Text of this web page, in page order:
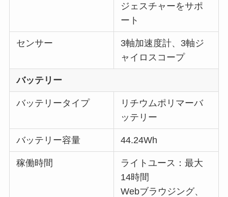
ジェスチャーをサポ
ート
センサー
3軸加速度計、3軸ジ
ャイロスコープ
バッテリー
バッテリータイプ
リチウムポリマーバ
ッテリー
バッテリー容量 44.24Wh
稼働時間
ライトユース：最大
14時間
Webブラウジング、